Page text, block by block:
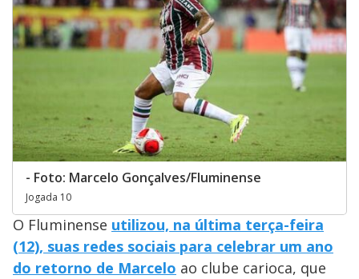
- Foto: Marcelo Gonçalves/Fluminense
Jogada 10
O Fluminense utilizou, na última terça-feira
(12), suas redes sociais para celebrar um ano
do retorno de Marcelo ao clube carioca, que